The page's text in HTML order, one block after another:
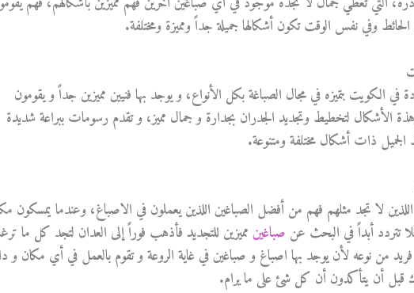
وفي نفس الوقت تكون أشكالها جميلة جداً ومميزة ومختلفة.
الكويت بتميزه في مجال الصباغة بكل الأنواع، و يوجد بها فنيين مميزين جداً و يقومون
الأشكال لتخطيط وتجديد الجدران بجدارة و جمال مميز، و تقدم رسومات ببراعة شديدة
الجميل ذات أشكال مختلفة ومتنوعة.
لا تجد مثلهم فهم من أفضل الصباغين اللذين يعملون في الاصباغ، وعندما يمسكون
تتردد أبداً في البحث عن صباغينمميزين للتجديد فأذهب فوراً إلى العدان لتجد كل ما
من نوعه لأن يوجد بها اصباغ و صباغين في غاية الروعة و تقوم بالعمل في أي مكان و
قبل أن يتأكدون أن كل شئ على ما يرام.